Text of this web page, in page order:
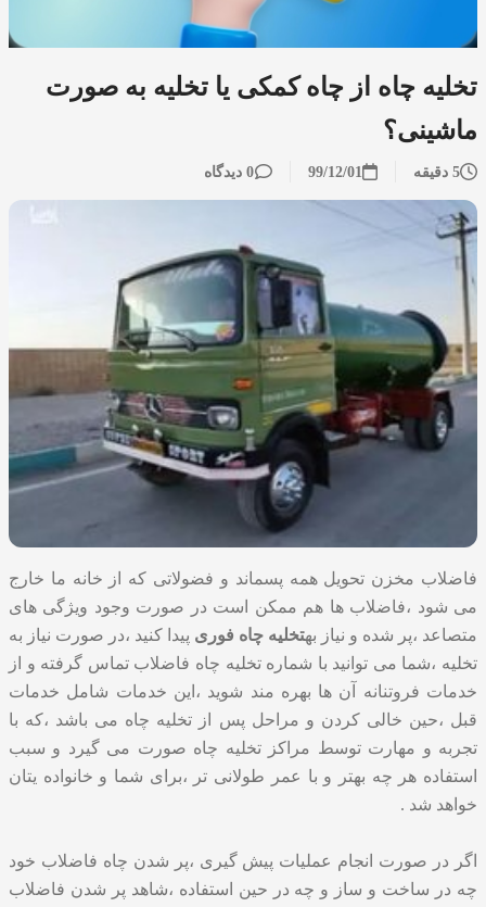
تخلیه چاه از چاه کمکی یا تخلیه به صورت
ماشینی؟
5 دقیقه 99/12/01 0 دیدگاه
فاضلاب مخزن تحویل همه پسماند و فضولاتی که از خانه ما خارج
می شود ،فاضلاب ها هم ممکن است در صورت وجود ویژگی های
متصاعد ،پر شده و نیاز بهتخلیه چاه فوری پیدا کنید ،در صورت نیاز به
تخلیه ،شما می توانید با شماره تخلیه چاه فاضلاب تماس گرفته و از
خدمات فروتنانه آن ها بهره مند شوید ،این خدمات شامل خدمات
قبل ،حین خالی کردن و مراحل پس از تخلیه چاه می باشد ،که با
تجربه و مهارت توسط مراکز تخلیه چاه صورت می گیرد و سبب
استفاده هر چه بهتر و با عمر طولانی تر ،برای شما و خانواده یتان
خواهد شد .
اگر در صورت انجام عملیات پیش گیری ،پر شدن چاه فاضلاب خود
چه در ساخت و ساز و چه در حین استفاده ،شاهد پر شدن فاضلاب